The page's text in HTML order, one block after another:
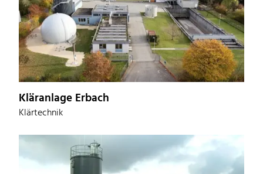
Kläranlage Erbach
Klärtechnik